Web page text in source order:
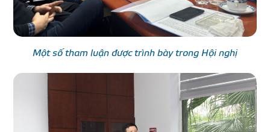
Một số tham luận được trình bày trong Hội nghị